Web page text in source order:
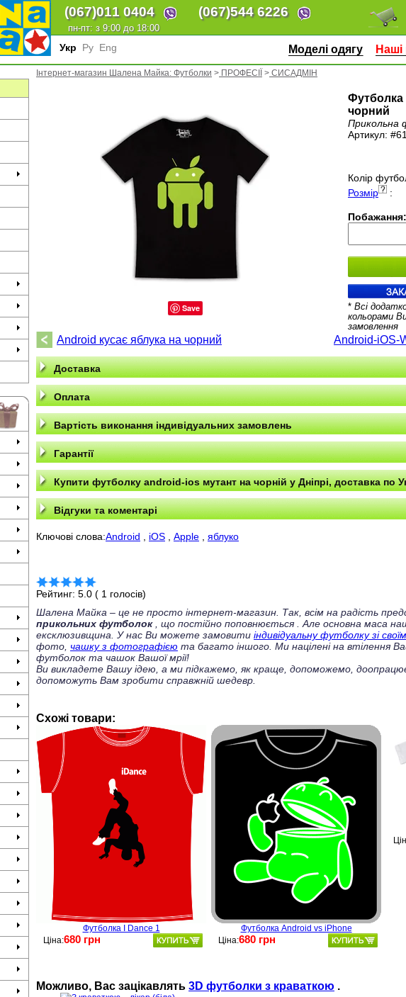
(067)011 0404 (067)544 6226
пн-пт: з 9:00 до 18:00
Укр Ру Eng Моделі одягу Наші
Інтернет-магазин Шалена Майка: Футболки > ПРОФЕСІЇ > СИСАДМІН
Save
Футболка
чорний
Прикольна
Артикул:
Колір
Розмір
:
Побажання:
* Всі
кольорами
замовлення
Android кусає яблука на чорний Android-iOS-
Доставка
Оплата
Вартість виконання індивідуальних замовлень
Гарантії
Купити футболку android-ios мутант на чорній у Дніпрі, доставка по
Відгуки та коментарі
Ключові слова:Android iOS Apple яблуко
Рейтинг: 5.0 ( 1 голосів)
Шалена Майка – це не просто інтернет-магазин. Так, всім на радість
прикольних футболок, що постійно поповнюється
. Але основна маса
ексклюзивщина. У нас Ви можете замовити індивідуальну футболку зі
фото, чашку з фотографією та багато іншого. Ми націлені на втілення
футболок та чашок Вашої мрії!
Ви викладете Вашу ідею, а ми підкажемо, як краще, допоможемо,
допоможуть Вам зробити справжній шедевр.
Схожі товари:
Футболка I Dance 1
Ціна:680 грн
Футболка Android vs iPhone
Ціна:680 грн
Можливо, Ваc зацікавлять 3D футболки з краваткою .